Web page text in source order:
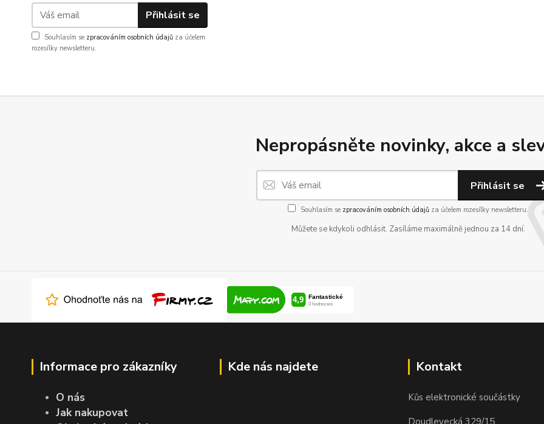
Přihlásit se
Souhlasím se zpracováním osobních údajů za účelem
rozesílky newsletteru.
Nepropásněte novinky, akce a
Přihlásit se
Souhlasím se zpracováním osobních údajů za účelem rozesílky newsletteru.
Můžete se kdykoli odhlásit. Zasíláme maximálně jednou za 14 dní.
Informace pro zákazníky
O nás
Jak nakupovat
Kde nás najdete Kontakt
Kůs elektronické součástky
Doudlevecká 329/15